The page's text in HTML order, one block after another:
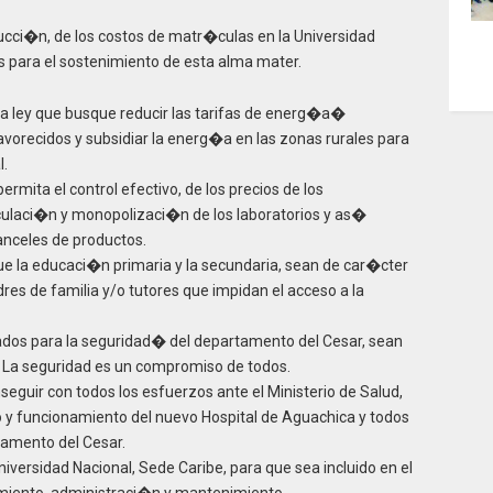
de los costos de matr�culas en la Universidad
para el sostenimiento de esta alma mater.
ley que busque reducir las tarifas de energ�a�
y subsidiar la energ�a en las zonas rurales para
el control efectivo, de los precios de los
y monopolizaci�n de los laboratorios y as�
de productos.
la educaci�n primaria y la secundaria, sean de car�cter
de familia y/o tutores que impidan el acceso a la
para la seguridad� del departamento del Cesar, sean
seguridad es un compromiso de todos.
con todos los esfuerzos ante el Ministerio de Salud,
funcionamiento del nuevo Hospital de Aguachica y todos
del Cesar.
Nacional, Sede Caribe, para que sea incluido en el